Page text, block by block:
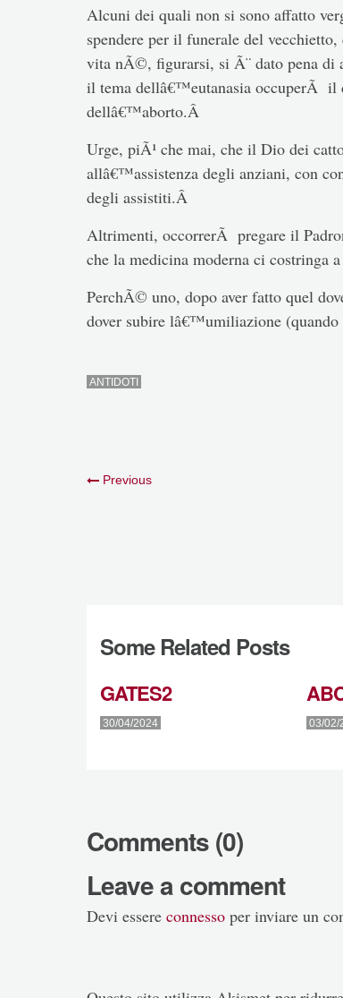
Alcuni dei quali non si sono affatto
spendere per il funerale del
vita nÃ©, figurarsi, si Ã¨ dato pena di
il tema dellâ€™eutanasia occuperÃ il
dellâ€™aborto.Â
Urge, piÃ¹ che mai, che il Dio dei
allâ€™assistenza degli anziani, con
degli assistiti.Â
Altrimenti, occorrerÃ pregare il
che la medicina moderna ci costringa
PerchÃ© uno, dopo aver fatto quel
dover subire lâ€™umiliazione (quando
ANTIDOTI
Previous
Some Related Posts
GATES2
30/04/2024 03/02/
Comments (0)
Leave a comment
Devi essere connesso per inviare un